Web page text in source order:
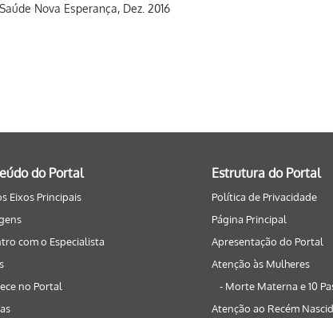
Nova Esperança, Dez. 2016
do Portal
Eixos Principais
com o Especialista
no Portal
Estrutura do Portal
Política de Privacidade
Página Principal
Apresentação do Portal
Atenção às Mulheres
- Morte Materna e 10
Atenção ao Recém